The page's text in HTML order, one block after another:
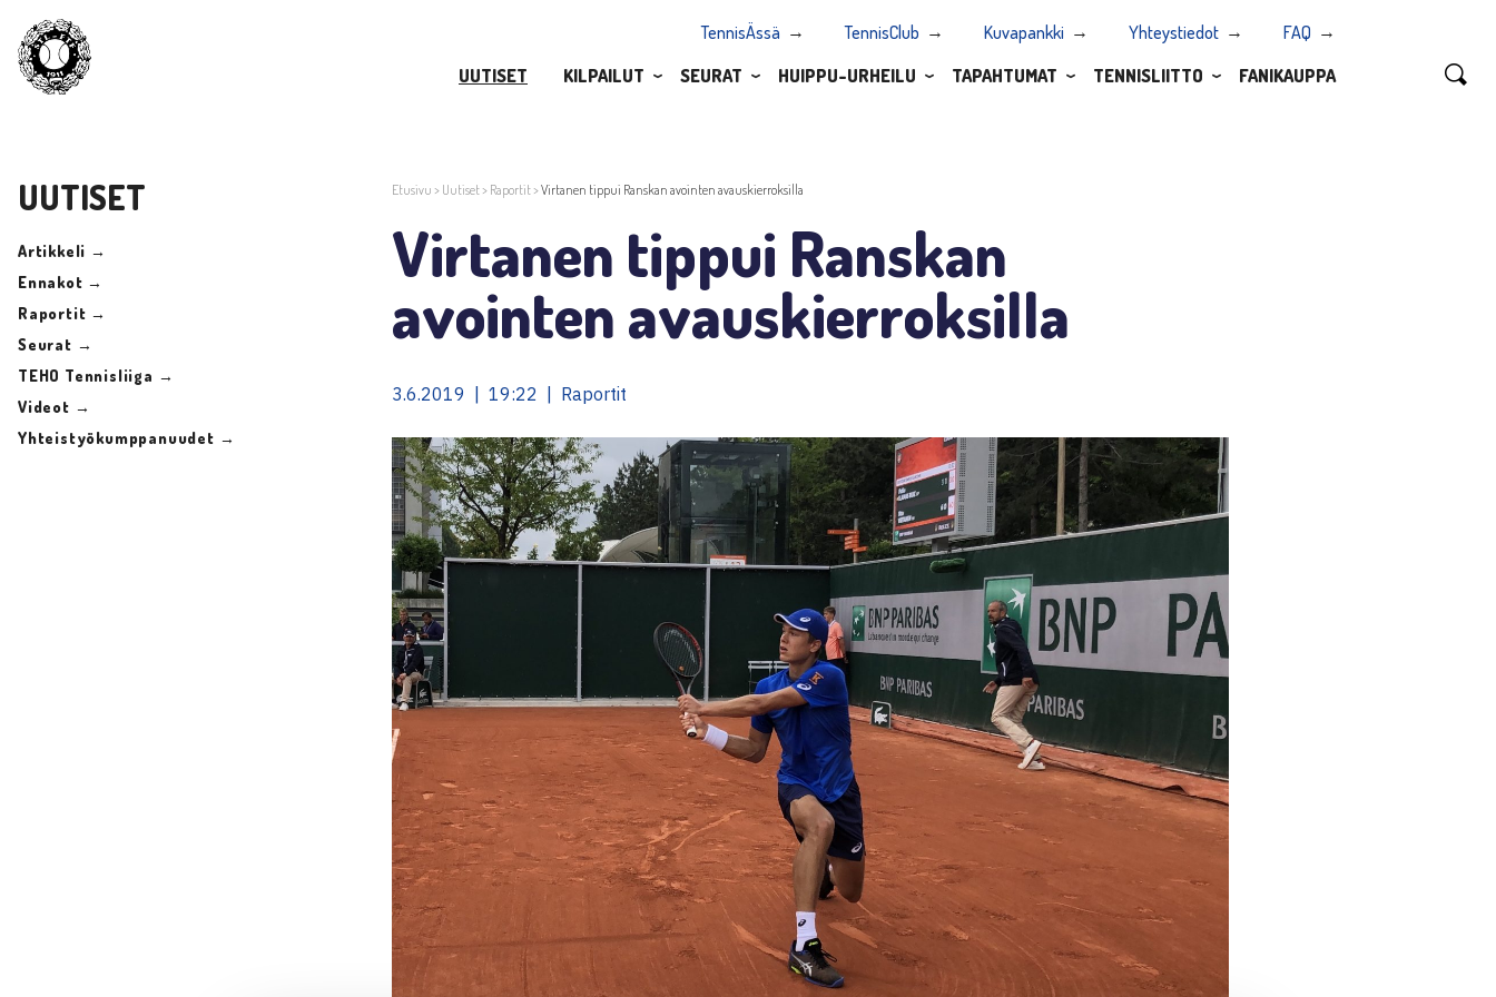
TennisÄssä TennisClub Kuvapankki Yhteystiedot
FAQ
UUTISET
KILPAILUT SEURAT HUIPPU-URHEILU TAPAHTUMAT TENNISLIITTO FANIKAUPPA
UUTISET
Artikkeli →
Ennakot →
Raportit →
Seurat →
TEHO Tennisliiga →
Videot →
Yhteistyökumppanuudet →
Etusivu > Uutiset> Raportit>Virtanen tippui Ranskan avointen avauskierroksilla
Virtanen tippui Ranskan
avointen avauskierroksilla
3.6.2019 | 19:22 | Raportit